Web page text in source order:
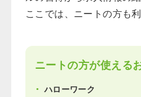
ここでは、ニートの方も
ニートの方が使える
ハローワーク